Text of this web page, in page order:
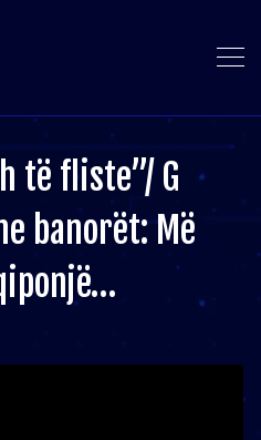
të fliste”/ G
banorët: Më